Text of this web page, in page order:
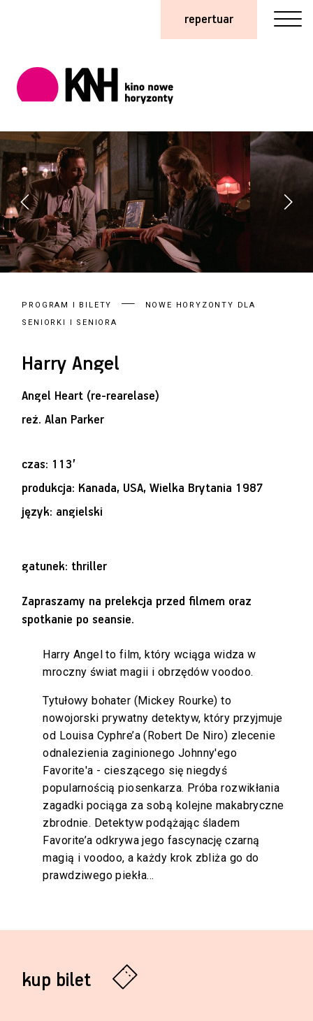
repertuar
kup bilet
PROGRAM I BILETY
NOWE HORYZONTY DLA
SENIORKI I SENIORA
Harry Angel
Angel Heart (re-rearelase)
reż.Alan Parker
czas: 113’
produkcja: Kanada, USA, Wielka Brytania 1987
język: angielski
gatunek: thriller
Zapraszamy na prelekcja przed filmem oraz
spotkanie po seansie.
Harry Angel to film, który wciąga widza w
mroczny świat magii i obrzędów voodoo.
Tytułowy bohater (Mickey Rourke) to
nowojorski prywatny detektyw, który przyjmuje
od Louisa Cyphre’a (Robert De Niro) zlecenie
odnalezienia zaginionego Johnny'ego
Favorite'a - cieszącego się niegdyś
popularnością piosenkarza. Próba rozwikłania
zagadki pociąga za sobą kolejne makabryczne
zbrodnie. Detektyw podążając śladem
Favorite’a odkrywa jego fascynację czarną
magią i voodoo, a każdy krok zbliża go do
prawdziwego piekła…